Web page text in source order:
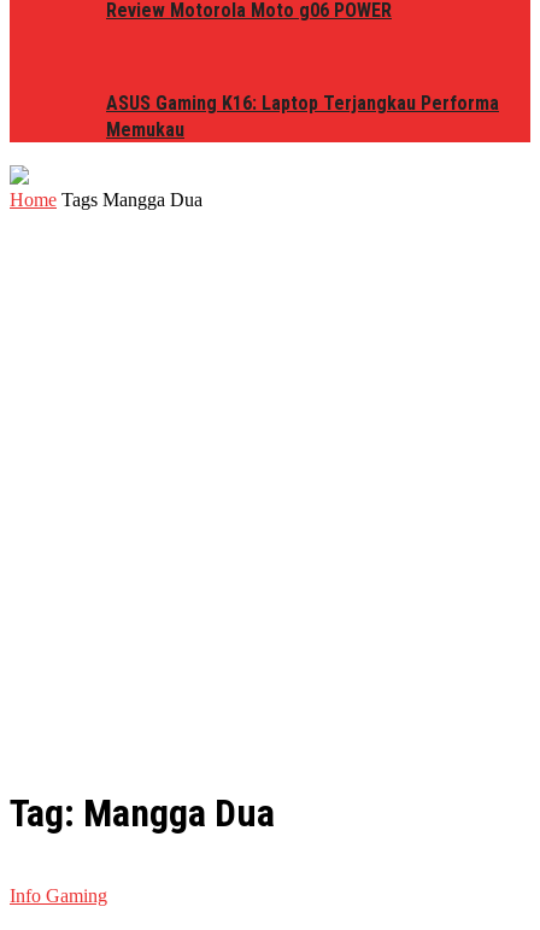
Review Motorola Moto g06 POWER
ASUS Gaming K16: Laptop Terjangkau Performa
Memukau
Home Tags Mangga Dua
Tag: Mangga Dua
Info Gaming